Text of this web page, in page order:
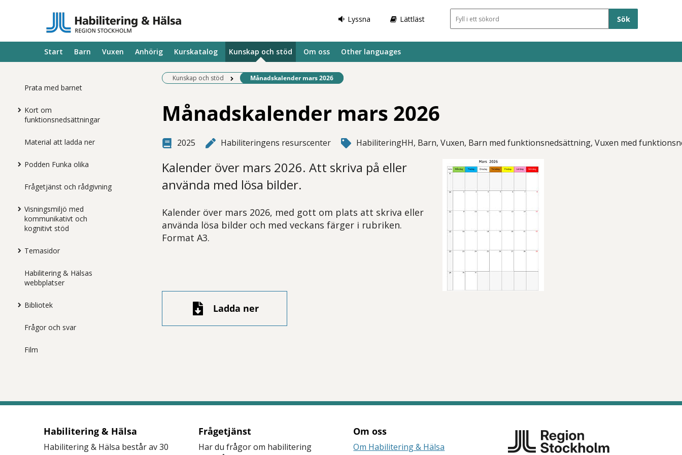
Lyssna Lättläst Sökfält
Start Barn Vuxen Anhörig Kurskatalog Kunskap och stöd Om oss Other languages
Prata med barnet
Kort om
funktionsnedsättningar
Material att ladda ner
Podden Funka olika
Frågetjänst och rådgivning
Visningsmiljö med
kommunikativt och
kognitivt stöd
Temasidor
Habilitering & Hälsas
webbplatser
Bibliotek
Frågor och svar
Film
Kunskap och stöd Befintlig sida:
Månadskalender mars 2026
Månadskalender mars 2026
2025 Habiliteringens resurscenter HabiliteringHH, Barn, Vuxen, Barn med funktionsnedsättning, Vuxen med
Kalender över mars 2026. Att skriva på eller
använda med lösa bilder.
Kalender över mars 2026, med gott om plats att skriva eller
använda lösa bilder och med veckans färger i rubriken.
Format A3.
Ladda ner
Habilitering & Hälsa
Habilitering & Hälsa består av 30
Frågetjänst
Har du frågor om habilitering
Om oss
Om Habilitering & Hälsa